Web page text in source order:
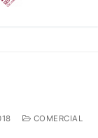
COMERCIAL